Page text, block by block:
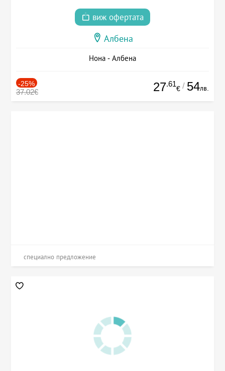
виж офертата
Албена
Нона - Албена
-25%
37.02€ 27.61
€ / 54лв.
специално предложение